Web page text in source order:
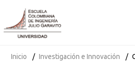
Inicio Investigación e Innovación